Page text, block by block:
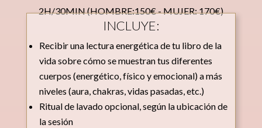
2H/30MIN (HOMBRE:150€ - MUJER: 170€)
INCLUYE:
Recibir una lectura energética de tu libro de la
vida sobre cómo se muestran tus diferentes
cuerpos (energético, físico y emocional) a más
niveles (aura, chakras, vidas pasadas, etc.)
Ritual de lavado opcional, según la ubicación de
la sesión